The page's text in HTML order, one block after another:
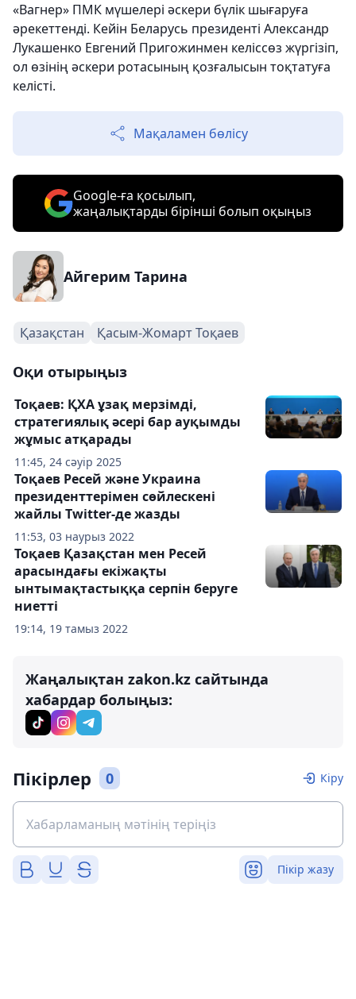
«Вагнер» ПМК мүшелері әскери бүлік шығаруға
әрекеттенді. Кейін Беларусь президенті Александр
Лукашенко Евгений Пригожинмен келіссөз жүргізіп,
ол өзінің әскери ротасының қозғалысын тоқтатуға
келісті.
Мақаламен бөлісу
Google-ға қосылып,
жаңалықтарды бірінші болып оқыңыз
Айгерим Тарина
Қазақстан Қасым-Жомарт Тоқаев
Оқи отырыңыз
11:45, 24 сәуір 2025
Тоқаев: ҚХА ұзақ мерзімді,
стратегиялық әсері бар ауқымды
жұмыс атқарады
11:53, 03 наурыз 2022
Тоқаев Ресей және Украина
президенттерімен сөйлескені
жайлы Twitter-де жазды
19:14, 19 тамыз 2022
Тоқаев Қазақстан мен Ресей
арасындағы екіжақты
ынтымақтастыққа серпін беруге
ниетті
Жаңалықтан zakon.kz сайтында
хабардар болыңыз:
Пікірлер 0 Кіру
Пікір жазу